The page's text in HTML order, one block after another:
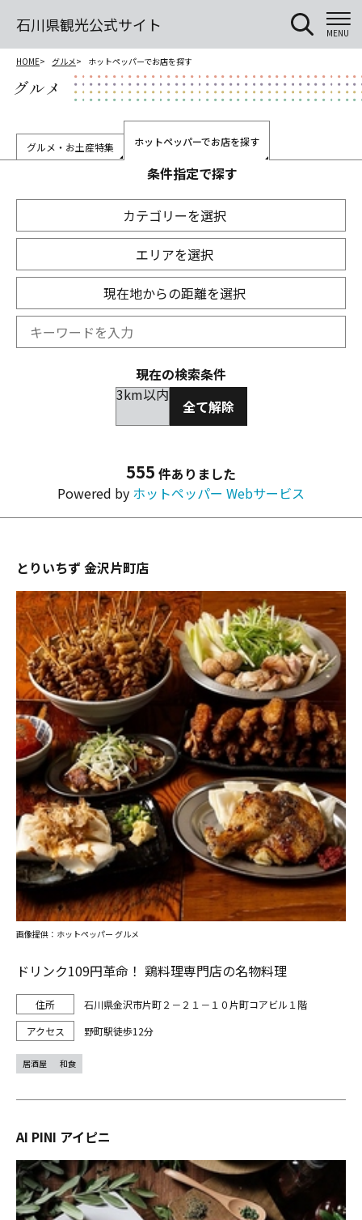
石川県観光公式サイト MENU
HOME グルメ ホットペッパーでお店を探す
グルメ
グルメ・お土産特集 ホットペッパーでお店を探す
条件指定で探す
カテゴリーを選択
エリアを選択
現在地からの距離を選択
現在の検索条件
3km以内
全て解除
555 件ありました
Powered by ホットペッパー Webサービス
とりいちず 金沢片町店
ドリンク109円革命！ 鶏料理専門店の名物料理
石川県金沢市片町２－２１－１０片町コアビル１階
野町駅徒歩12分
画像提供：ホットペッパー グルメ
居酒屋 和食
AI PINI アイピニ